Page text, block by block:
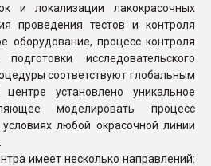
и локализации лакокрасочных
проведения тестов и контроля
оборудование, процесс контроля
исследовательского
соответствуют глобальным
установлено уникальное
моделировать процесс
любой окрасочной линии
имеет несколько направлений: